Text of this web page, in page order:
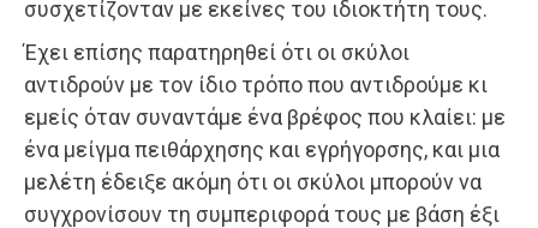
συσχετίζονταν με εκείνες του ιδιοκτήτη τους.
Έχει επίσης παρατηρηθεί ότι οι σκύλοι
αντιδρούν με τον ίδιο τρόπο που αντιδρούμε κι
εμείς όταν συναντάμε ένα βρέφος που κλαίει: με
ένα μείγμα πειθάρχησης και εγρήγορσης, και μια
μελέτη έδειξε ακόμη ότι οι σκύλοι μπορούν να
συγχρονίσουν τη συμπεριφορά τους με βάση έξι